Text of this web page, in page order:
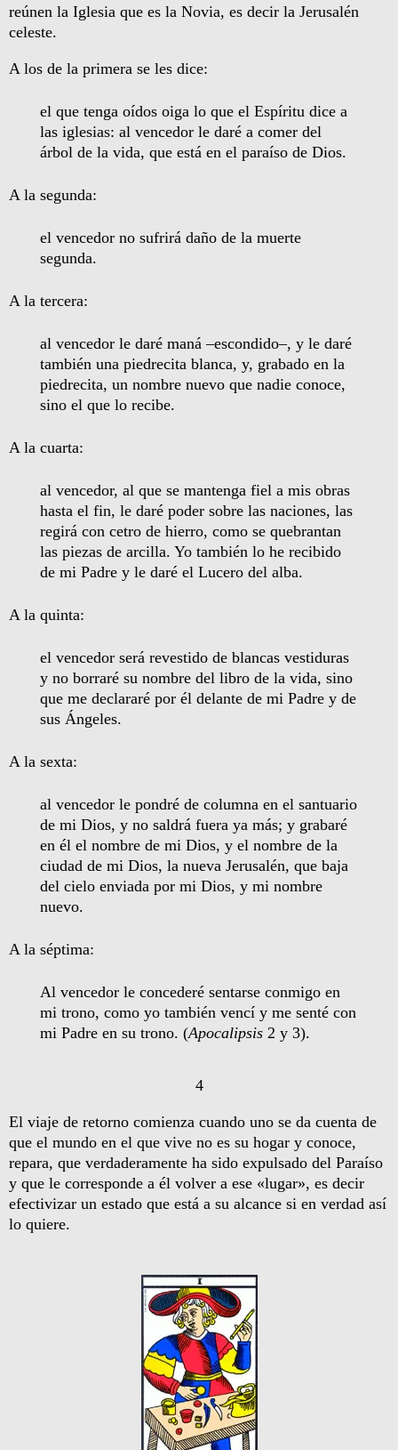
reúnen la Iglesia que es la Novia, es decir la Jerusalén
celeste.
A los de la primera se les dice:
el que tenga oídos oiga lo que el Espíritu dice a
las iglesias: al vencedor le daré a comer del
árbol de la vida, que está en el paraíso de Dios.
A la segunda:
el vencedor no sufrirá daño de la muerte
segunda.
A la tercera:
al vencedor le daré maná –escondido–, y le daré
también una piedrecita blanca, y, grabado en la
piedrecita, un nombre nuevo que nadie conoce,
sino el que lo recibe.
A la cuarta:
al vencedor, al que se mantenga fiel a mis obras
hasta el fin, le daré poder sobre las naciones, las
regirá con cetro de hierro, como se quebrantan
las piezas de arcilla. Yo también lo he recibido
de mi Padre y le daré el Lucero del alba.
A la quinta:
el vencedor será revestido de blancas vestiduras
y no borraré su nombre del libro de la vida, sino
que me declararé por él delante de mi Padre y de
sus Ángeles.
A la sexta:
al vencedor le pondré de columna en el santuario
de mi Dios, y no saldrá fuera ya más; y grabaré
en él el nombre de mi Dios, y el nombre de la
ciudad de mi Dios, la nueva Jerusalén, que baja
del cielo enviada por mi Dios, y mi nombre
nuevo.
A la séptima:
Al vencedor le concederé sentarse conmigo en
mi trono, como yo también vencí y me senté con
mi Padre en su trono. (Apocalipsis 2 y 3).
4
El viaje de retorno comienza cuando uno se da cuenta de
que el mundo en el que vive no es su hogar y conoce,
repara, que verdaderamente ha sido expulsado del Paraíso
y que le corresponde a él volver a ese «lugar», es decir
efectivizar un estado que está a su alcance si en verdad así
lo quiere.